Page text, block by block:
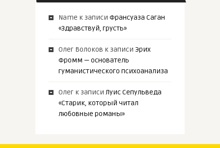
Name к записи Франсуаза Саган
«Здравствуй, грусть»
Олег Волоков к записи Эрих
Фромм — основатель
гуманистического психоанализа
Олегк записи Луис Сепульведа
«Старик, который читал
любовные романы»